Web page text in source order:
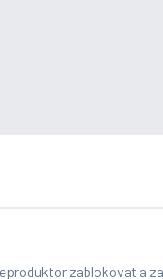
zablokovat a